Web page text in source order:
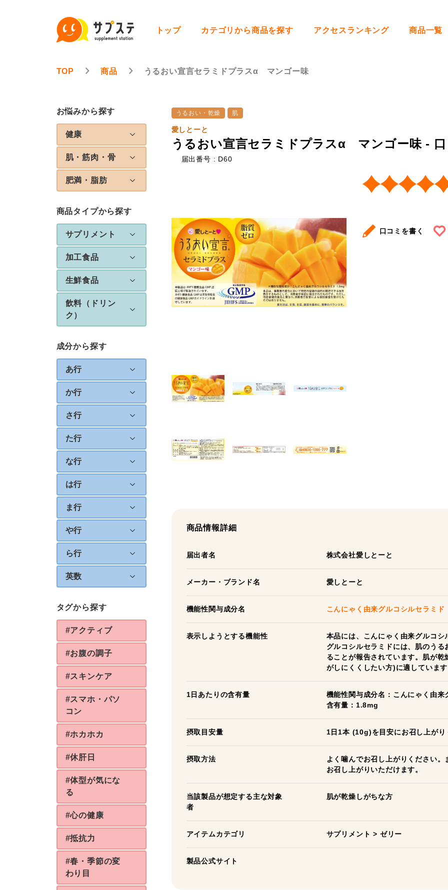
トップ カテゴリから商品を探す アクセスランキング 商品一覧
TOP 商品 うるおい宣言セラミドプラスα マンゴー味
お悩みから探す
健康
肌・筋肉・骨
肥満・脂肪
商品タイプから探す
サプリメント
加工食品
生鮮食品
飲料（ドリン
ク）
成分から探す
あ行
か行
さ行
た行
な行
は行
ま行
や行
ら行
英数
タグから探す
#アクティブ
#お腹の調子
#スキンケア
#スマホ・パソ
コン
#ホカホカ
#休肝日
#体型が気にな
る
#心の健康
#抵抗力
#春・季節の変
わり目
うるおい・乾燥 肌
愛しとーと
うるおい宣言セラミドプラスα マンゴー味 -
届出番号 : D60
口コミを書く
商品情報詳細
届出者名 株式会社愛しとーと
メーカー・ブランド名 愛しとーと
機能性関与成分名 こんにゃく由来グルコシルセラミド
表示しようとする機能性
本品には、こんにゃく由来グルコ
グルコシルセラミドには、肌のう
ることが報告されています。肌が
がしにくくしたい方)に適していま
1日あたりの含有量
機能性関与成分名：こんにゃく由来
含有量：1.8mg
摂取目安量 1日1本 (10g)を目安にお召し上がり
摂取方法
よく噛んでお召し上がりください
お召し上がりいただけます。
当該製品が想定する主な対象
者
肌が乾燥しがちな方
アイテムカテゴリ サプリメント > ゼリー
製品公式サイト